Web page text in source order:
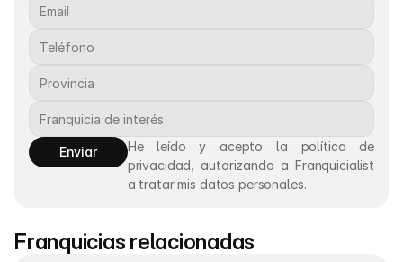
Enviar
He leído y acepto la política de
privacidad, autorizando a Franquicialist
a tratar mis datos personales.
Franquicias relacionadas